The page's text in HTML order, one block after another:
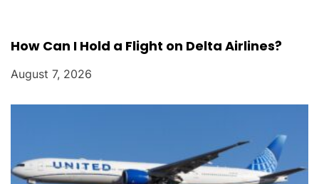
How Can I Hold a Flight on Delta Airlines?
August 7, 2026